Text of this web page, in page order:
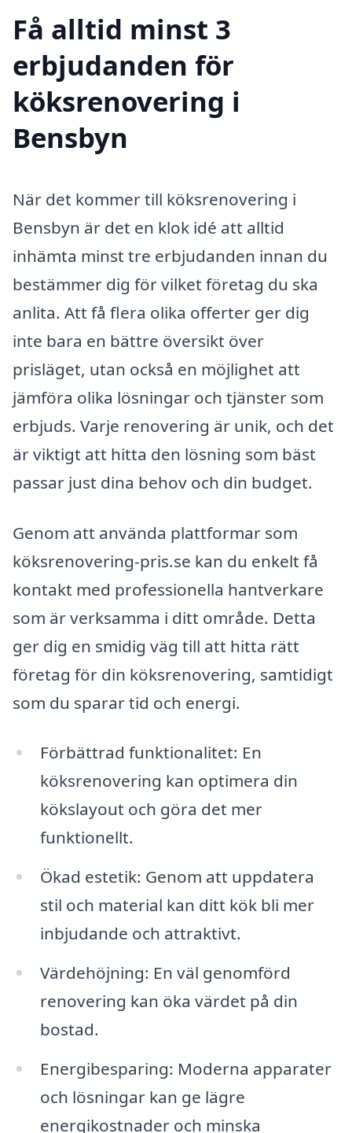
Få alltid minst 3
erbjudanden för
köksrenovering i
Bensbyn
När det kommer till köksrenovering i
Bensbyn är det en klok idé att alltid
inhämta minst tre erbjudanden innan du
bestämmer dig för vilket företag du ska
anlita. Att få flera olika offerter ger dig
inte bara en bättre översikt över
prisläget, utan också en möjlighet att
jämföra olika lösningar och tjänster som
erbjuds. Varje renovering är unik, och det
är viktigt att hitta den lösning som bäst
passar just dina behov och din budget.
Genom att använda plattformar som
köksrenovering-pris.se kan du enkelt få
kontakt med professionella hantverkare
som är verksamma i ditt område. Detta
ger dig en smidig väg till att hitta rätt
företag för din köksrenovering, samtidigt
som du sparar tid och energi.
Förbättrad funktionalitet: En
köksrenovering kan optimera din
kökslayout och göra det mer
funktionellt.
Ökad estetik: Genom att uppdatera
stil och material kan ditt kök bli mer
inbjudande och attraktivt.
Värdehöjning: En väl genomförd
renovering kan öka värdet på din
bostad.
Energibesparing: Moderna apparater
och lösningar kan ge lägre
energikostnader och minska